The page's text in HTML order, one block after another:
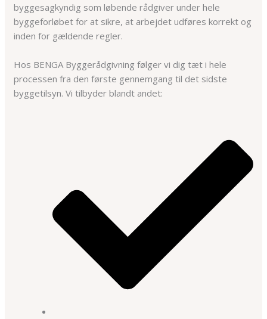
byggesagkyndig som løbende rådgiver under hele
byggeforløbet for at sikre, at arbejdet udføres korrekt og
inden for gældende regler.
Hos BENGA Byggerådgivning følger vi dig tæt i hele
processen fra den første gennemgang til det sidste
byggetilsyn. Vi tilbyder blandt andet: